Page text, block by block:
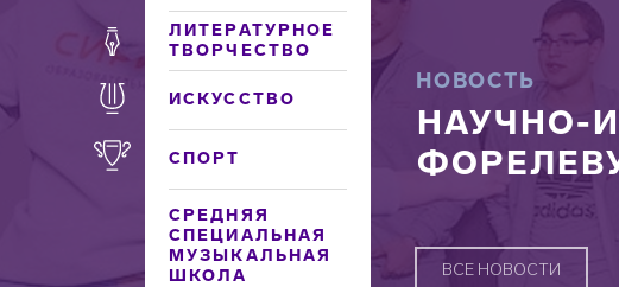
ЛИТЕРАТУРНОЕ
ТВОРЧЕСТВО
ИСКУССТВО
СПОРТ
СРЕДНЯЯ
СПЕЦИАЛЬНАЯ
МУЗЫКАЛЬНАЯ
ШКОЛА
НОВОСТЬ
НАУЧНО-
ВСЕ НОВОСТИ